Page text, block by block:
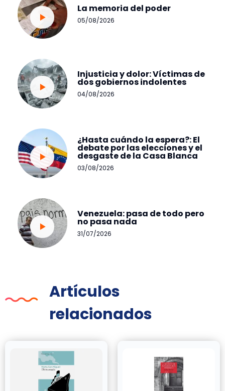
La memoria del poder
05/08/2026
Injusticia y dolor: Víctimas de
dos gobiernos indolentes
04/08/2026
¿Hasta cuándo la espera?: El
debate por las elecciones y el
desgaste de la Casa Blanca
03/08/2026
Venezuela: pasa de todo pero
no pasa nada
31/07/2026
Artículos
relacionados